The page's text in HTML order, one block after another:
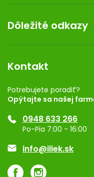
Doprava a platba
Darček k nákupu
Kontakt
Dermocentrum
Dôležité odkazy
Rozhodnutie na
Registrácia
Ponuka pre firmy
Značky
Kontakt
Potrebujete poradiť?
Opýtajte sa našej
0948 633 266
Po-Pia 7:00 - 16:00
info@iliek.sk